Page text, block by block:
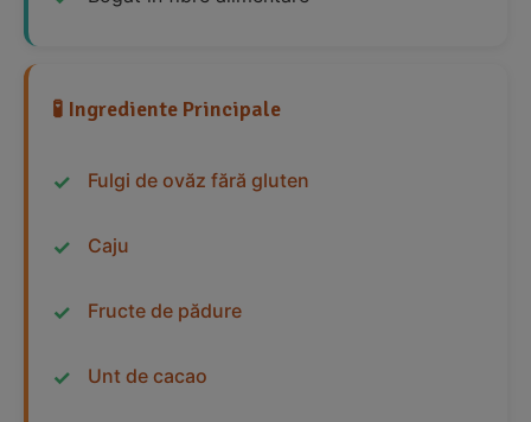
🧪 Ingrediente Principale
Fulgi de ovăz fără gluten
Caju
Fructe de pădure
Unt de cacao